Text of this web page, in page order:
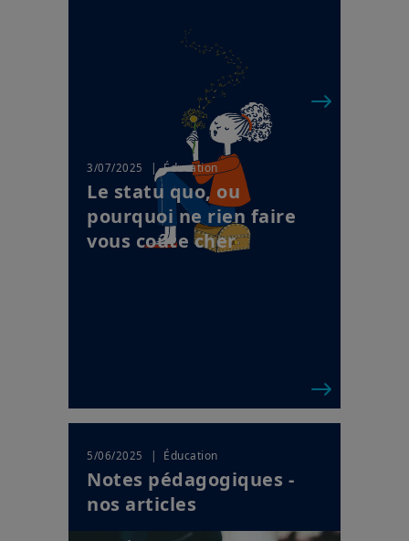
3/07/2025 | Éducation
Le statu quo, ou
pourquoi ne rien faire
vous coûte cher
5/06/2025 | Éducation
Notes pédagogiques -
nos articles